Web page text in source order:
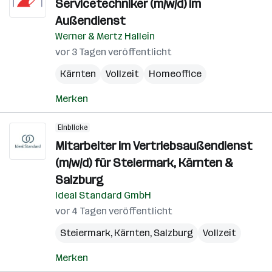
Servicetechniker (m/w/d) im
Außendienst
Werner & Mertz Hallein
vor 3 Tagen veröffentlicht
Kärnten
Vollzeit Homeoffice
Merken
Einblicke
Mitarbeiter im Vertriebsaußendienst
(m/w/d) für Steiermark, Kärnten &
Salzburg
Ideal Standard GmbH
vor 4 Tagen veröffentlicht
Steiermark, Kärnten, Salzburg Vollzeit
Merken